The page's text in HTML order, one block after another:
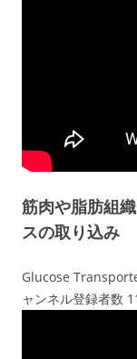
筋肉や脂肪組
スの取り込み
Glucose
ャンネル登録者数